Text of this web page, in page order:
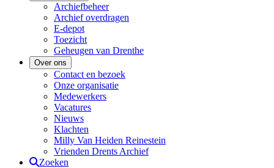
Archiefbeheer
Archief overdragen
E-depot
Toezicht
Geheugen van Drenthe
Over ons
Contact en bezoek
Onze organisatie
Medewerkers
Vacatures
Nieuws
Klachten
Milly Van Heiden Reinestein
Vrienden Drents Archief
Zoeken